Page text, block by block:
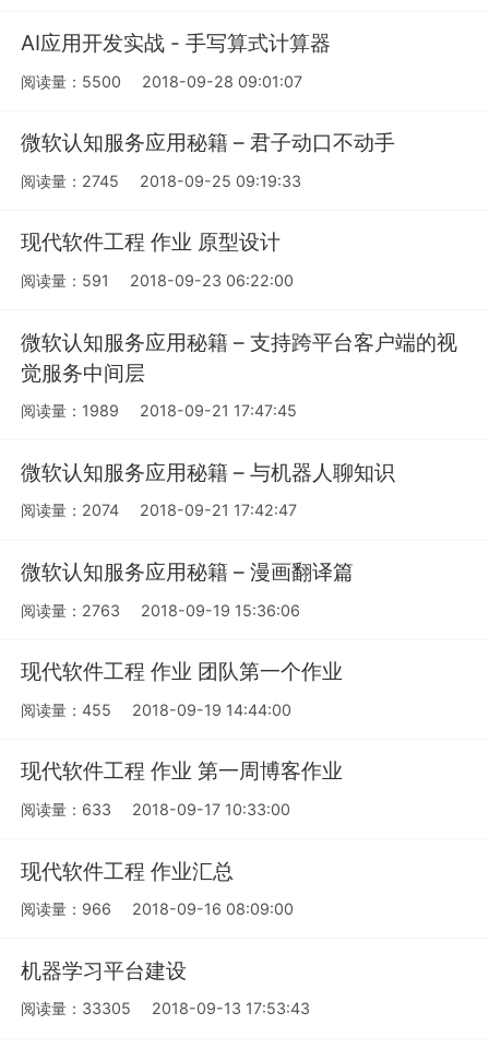
AI应用开发实战 - 手写算式计算器
阅读量：5500 2018-09-28 09:01:07
微软认知服务应用秘籍 – 君子动口不动手
阅读量：2745 2018-09-25 09:19:33
现代软件工程 作业 原型设计
阅读量：591 2018-09-23 06:22:00
微软认知服务应用秘籍 – 支持跨平台客户端的视
觉服务中间层
阅读量：1989 2018-09-21 17:47:45
微软认知服务应用秘籍 – 与机器人聊知识
阅读量：2074 2018-09-21 17:42:47
微软认知服务应用秘籍 – 漫画翻译篇
阅读量：2763 2018-09-19 15:36:06
现代软件工程 作业 团队第一个作业
阅读量：455 2018-09-19 14:44:00
现代软件工程 作业 第一周博客作业
阅读量：633 2018-09-17 10:33:00
现代软件工程 作业汇总
阅读量：966 2018-09-16 08:09:00
机器学习平台建设
阅读量：33305 2018-09-13 17:53:43